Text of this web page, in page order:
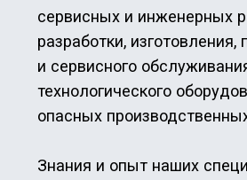
02
оборудования
Расчет стоимости